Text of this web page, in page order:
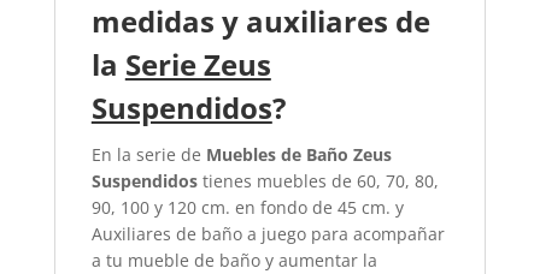
medidas y auxiliares de
la Serie Zeus
Suspendidos?
En la serie de Muebles de Baño Zeus
Suspendidos tienes muebles de 60, 70, 80,
90, 100 y 120 cm. en fondo de 45 cm. y
Auxiliares de baño a juego para acompañar
a tu mueble de baño y aumentar la